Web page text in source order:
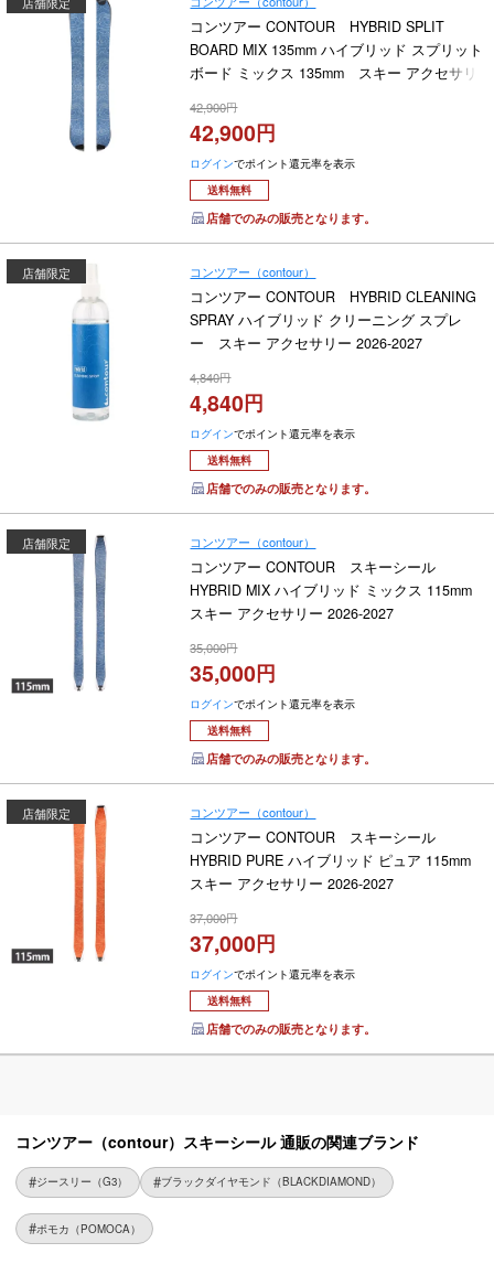
コンツアー CONTOUR HYBRID SPLIT
BOARD MIX 135mm ハイブリッド スプリット
ボード ミックス 135mm スキー アクセサリ
42,900
42,900
ログインでポイント還元率を表示
送料無料
店舗でのみの販売となります。
店舗限定 コンツアー（contour）
コンツアー CONTOUR HYBRID CLEANING
SPRAY ハイブリッド クリーニング スプレ
ー スキー アクセサリー 2026-2027
4,840
4,840
ログインでポイント還元率を表示
送料無料
店舗でのみの販売となります。
店舗限定 コンツアー（contour）
コンツアー CONTOUR スキーシール
HYBRID MIX ハイブリッド ミックス 115mm
スキー アクセサリー 2026-2027
35,000
35,000
ログインでポイント還元率を表示
送料無料
店舗でのみの販売となります。
店舗限定 コンツアー（contour）
コンツアー CONTOUR スキーシール
HYBRID PURE ハイブリッド ピュア 115mm
スキー アクセサリー 2026-2027
37,000
37,000
ログインでポイント還元率を表示
送料無料
店舗でのみの販売となります。
コンツアー（contour）スキーシール 通販の関連ブランド
ジースリー（G3） ブラックダイヤモンド（BLACKDIAMOND）
ポモカ（POMOCA）